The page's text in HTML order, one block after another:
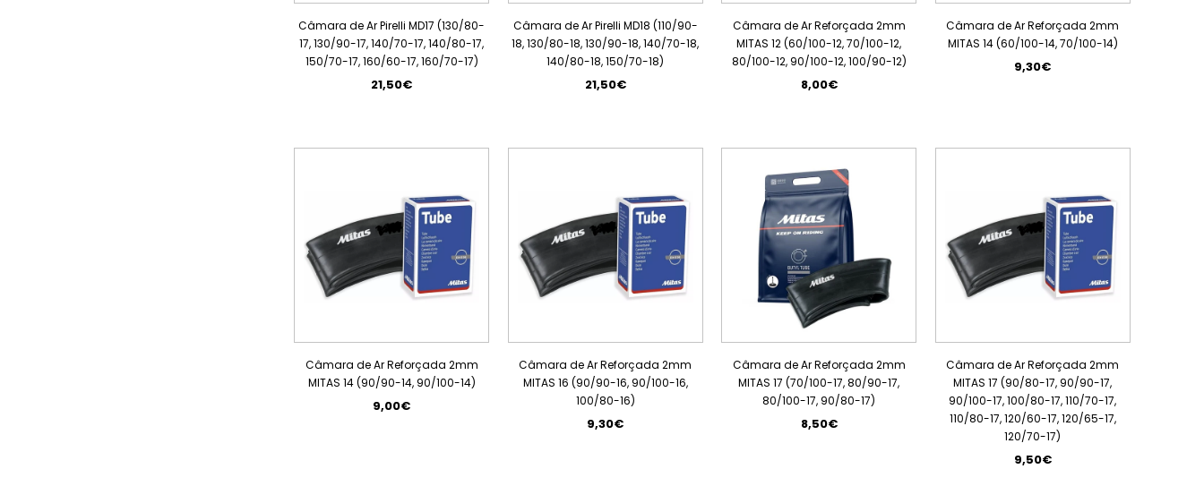
Câmara de Ar Pirelli MD17 (130/80-
17, 130/90-17, 140/70-17, 140/80-17,
150/70-17, 160/60-17, 160/70-17)
21,50€
Câmara de Ar Pirelli MD18 (110/90-
18, 130/80-18, 130/90-18, 140/70-18,
140/80-18, 150/70-18)
21,50€
Câmara de Ar Reforçada 2mm
MITAS 12 (60/100-12, 70/100-12,
80/100-12, 90/100-12, 100/90-12)
8,00€
Câmara de Ar Reforçada 2mm
MITAS 14 (60/100-14, 70/100-14)
9,30€
Câmara de Ar Reforçada 2mm
MITAS 14 (90/90-14, 90/100-14)
9,00€
Câmara de Ar Reforçada 2mm
MITAS 16 (90/90-16, 90/100-16,
100/80-16)
9,30€
Câmara de Ar Reforçada 2mm
MITAS 17 (70/100-17, 80/90-17,
80/100-17, 90/80-17)
8,50€
Câmara de Ar Reforçada 2mm
MITAS 17 (90/80-17, 90/90-17,
90/100-17, 100/80-17, 110/70-17,
110/80-17, 120/60-17, 120/65-17,
120/70-17)
9,50€